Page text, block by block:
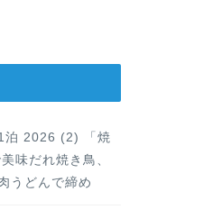
泊 2026 (2) 「焼
味だれ焼き鳥、
うどんで締め